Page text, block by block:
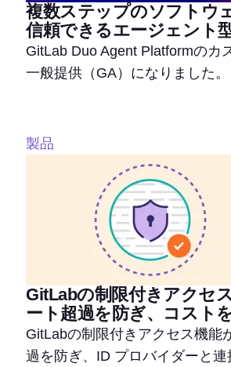
複数ステップのソフトウ
信頼できるエージェント
GitLab Duo Agent Platformのカ
一般提供（GA）になりました。
製品
GitLabの制限付きアクセ
ート超過を防ぎ、コスト
GitLabの制限付きアクセス機能
過を防ぎ、ID プロバイダーと